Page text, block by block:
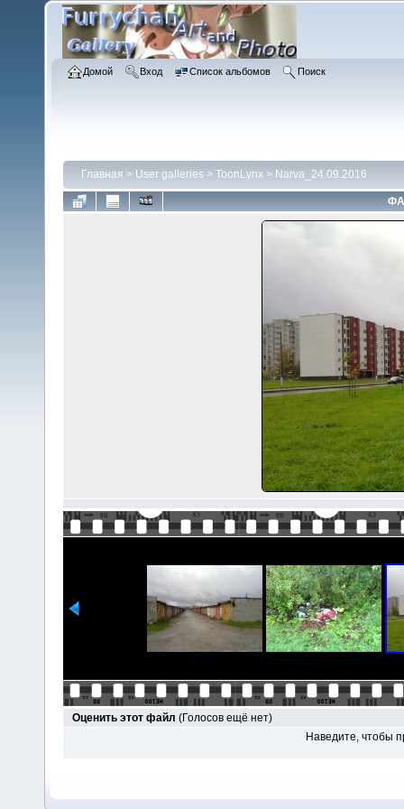
Домой Вход Список альбомов Поиск
Главная > User galleries > ToonLynx > Narva_24.09.2016
Оценить этот файл (Голосов ещё нет)
Наведите, чтобы